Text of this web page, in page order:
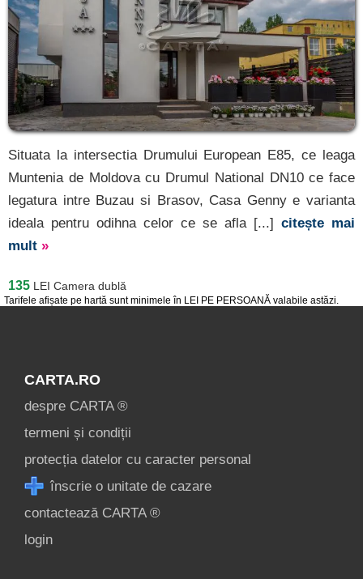
Tarifele afișate pe hartă sunt minimele în LEI PE PERSOANĂ valabile astăzi.
Situata la intersectia Drumului European E85, ce leaga
Muntenia de Moldova cu Drumul National DN10 ce face
legatura intre Buzau si Brasov, Casa Genny e varianta
ideala pentru odihna celor ce se afla [...] citește mai
mult »
135 LEI Camera dublă
CARTA.RO
despre CARTA ®
termeni și condiții
protecția datelor cu caracter personal
înscrie o unitate de cazare
contactează CARTA ®
login